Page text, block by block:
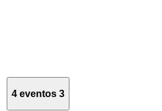
4 eventos 3